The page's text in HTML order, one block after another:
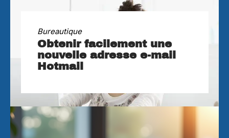
Bureautique
Obtenir facilement une
nouvelle adresse e-mail
Hotmail